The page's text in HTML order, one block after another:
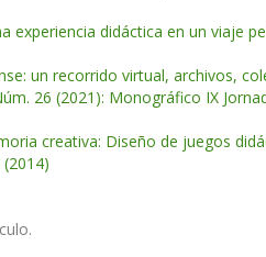
experiencia didáctica en un viaje
un recorrido virtual, archivos,
26 (2021): Monográfico IX
creativa: Diseño de juegos